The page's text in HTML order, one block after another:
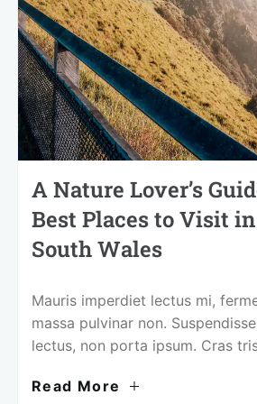
A Nature Lover’s
Best Places to Visit
South Wales
Mauris imperdiet lectus mi,
massa pulvinar non.
lectus, non porta ipsum. Cras
Read More